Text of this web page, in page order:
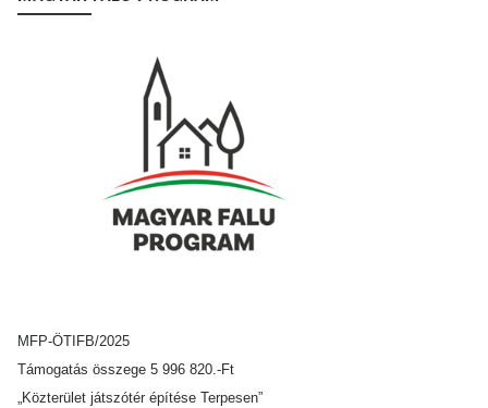
MFP-ÖTIFB/2025
Támogatás összege 5 996 820.-Ft
„Közterület játszótér építése Terpesen”